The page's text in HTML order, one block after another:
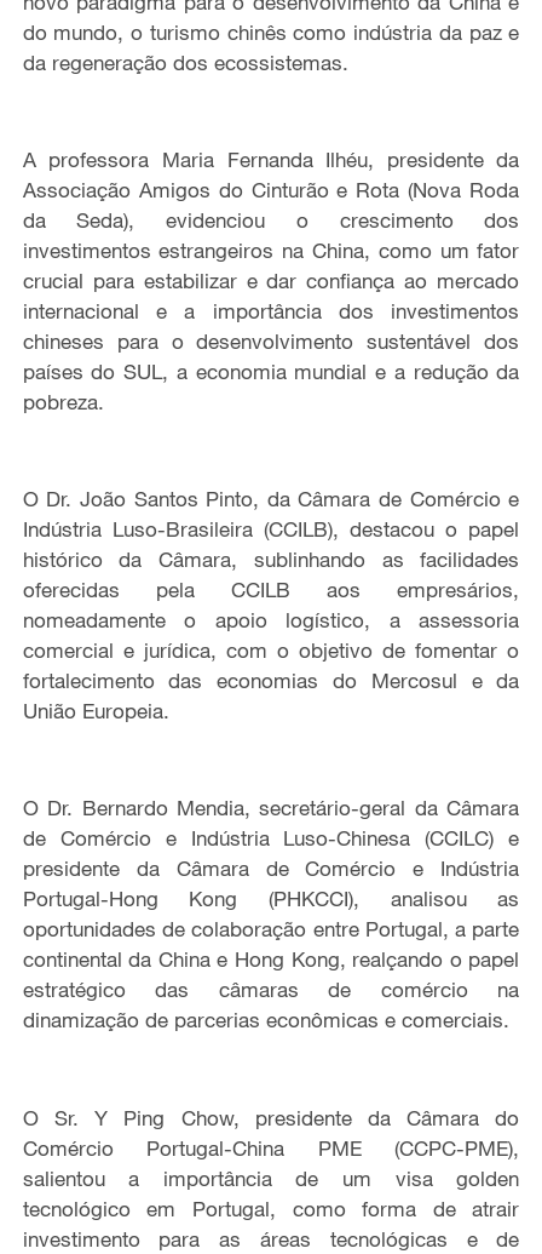
do mundo, o turismo chinês como indústria da paz e
da regeneração dos ecossistemas.
A professora Maria Fernanda Ilhéu, presidente da
Associação Amigos do Cinturão e Rota (Nova Roda
da Seda), evidenciou o crescimento dos
investimentos estrangeiros na China, como um fator
crucial para estabilizar e dar confiança ao mercado
internacional e a importância dos investimentos
chineses para o desenvolvimento sustentável dos
países do SUL, a economia mundial e a redução da
pobreza.
O Dr. João Santos Pinto, da Câmara de Comércio e
Indústria Luso-Brasileira (CCILB), destacou o papel
histórico da Câmara, sublinhando as facilidades
oferecidas pela CCILB aos empresários,
nomeadamente o apoio logístico, a assessoria
comercial e jurídica, com o objetivo de fomentar o
fortalecimento das economias do Mercosul e da
União Europeia.
O Dr. Bernardo Mendia, secretário-geral da Câmara
de Comércio e Indústria Luso-Chinesa (CCILC) e
presidente da Câmara de Comércio e Indústria
Portugal-Hong Kong (PHKCCI), analisou as
oportunidades de colaboração entre Portugal, a parte
continental da China e Hong Kong, realçando o papel
estratégico das câmaras de comércio na
dinamização de parcerias econômicas e comerciais.
O Sr. Y Ping Chow, presidente da Câmara do
Comércio Portugal-China PME (CCPC-PME),
salientou a importância de um visa golden
tecnológico em Portugal, como forma de atrair
investimento para as áreas tecnológicas e de